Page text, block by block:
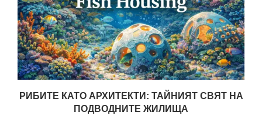
РИБИТЕ КАТО АРХИТЕКТИ: ТАЙНИЯТ СВЯТ НА
ПОДВОДНИТЕ ЖИЛИЩА